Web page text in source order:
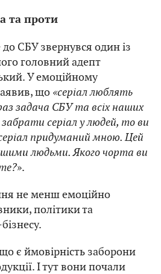
та проти
СБУ звернувся один із
головний адепт
У емоційному
що «серіал люблять
задача СБУ та всіх наших
серіал у людей, то ви
придуманий мною. Цей
людьми. Якого чорта ви
».
не менш емоційно
політики та
є ймовірність заборони
І тут вони почали